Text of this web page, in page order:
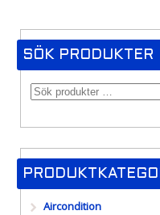
SÖK PRODUKTER
Aircondition